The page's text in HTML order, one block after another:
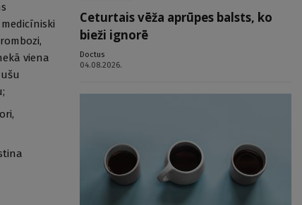
viena
Ceturtais vēža aprūpes balsts, ko
bieži ignorē
Doctus
04.08.2026.